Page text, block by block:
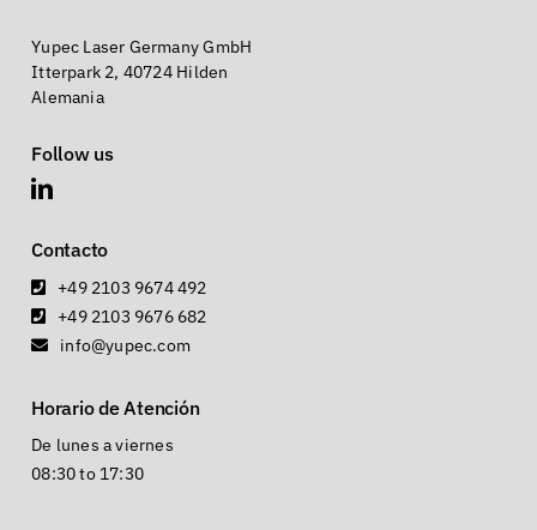
Yupec Laser Germany GmbH
Itterpark 2, 40724 Hilden
Alemania
Follow us
Contacto
+49 2103 9674 492
+49 2103 9676 682
info@yupec.com
Horario de Atención
De lunes a viernes
08:30 to 17:30